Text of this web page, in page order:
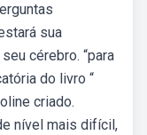
sua
cérebro. “para
do livro “
criado.
nível mais difícil,